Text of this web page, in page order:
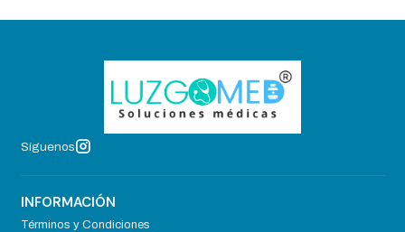
Síguenos
INFORMACIÓN
Términos y Condiciones